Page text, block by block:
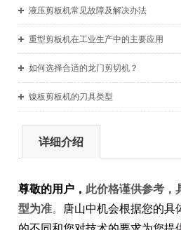
液压剪板机常见故障及解决办法
重型剪板机在工业生产中的主要应用
如何选择合适的龙门剪切机？
镍板剪板机的刀具类型
详细介绍
尊敬的用户， 此价格谨供参考，
型为准。 唐山中机会根据您的具